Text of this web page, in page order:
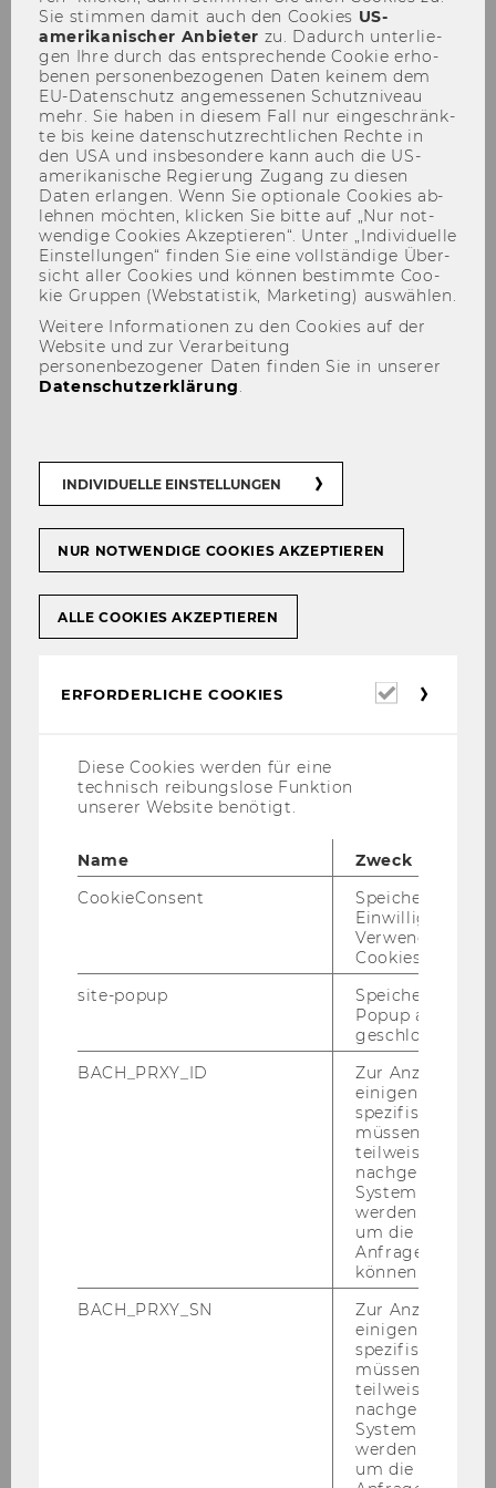
Stellenausschreibung (Senior
Lecturer) am Zentrum für
Fachsprachen und
Interkulturelle Kommunikation
der Johannes Kepler
Universität Linz
255
Ausschreibungen von Stellen
für wissenschaftliches Personal
256
Ausschreibung von Stellen für
allgemeines Personal
252)
Universitätsgesetz 2002
werden gemäß § 5 der Richtlinie des Rektorats
Wirtschaftsuniversität Wien gemäß § 28
Universitätsgesetz 2002, Mitteilungsblatt 21.
Stück, Nr. 102, vom 27.2.2004, idgF (Abschluss
von Werkverträgen, freien Dienstverträgen
sowie Arbeitsverträgen entsprechend den
näheren Bestimmungen der Richtlinie)
Projektleiterin/Projektleiter
Human Computation PA
Univ.Prof.Dr. Kurt Hornik
Human Computation SA
Univ.Prof.Dr. Kurt Hornik
Dr. Heike Mensi-Klarbach
o. Univ.Prof. Dr. Chris­toph Ba­delt, Rek­tor
Mitteilungsblatt vom 4. Juli 2012, 40. Stück
Sie stim­men damit auch den Coo­kies US-​
amerikanischer An­bie­ter zu. Da­durch un­ter­lie­
gen Ihre durch das ent­spre­chen­de Coo­kie er­ho­
be­nen per­so­nen­be­zo­ge­nen Daten kei­nem dem
EU-​Datenschutz an­ge­mes­se­nen Schutz­ni­veau
mehr. Sie haben in die­sem Fall nur ein­ge­schränk­
te bis keine da­ten­schutz­recht­li­chen Rech­te in
den USA und ins­be­son­de­re kann auch die US-​
amerikanische Re­gie­rung Zu­gang zu die­sen
Daten er­lan­gen. Wenn Sie op­tio­na­le Coo­kies ab­
leh­nen möch­ten, kli­cken Sie bitte auf „Nur not­
wen­di­ge Coo­kies Ak­zep­tie­ren“. Unter „In­di­vi­du­el­le
Ein­stel­lun­gen“ fin­den Sie eine voll­stän­di­ge Über­
sicht aller Coo­kies und kön­nen be­stimm­te Coo­
kie Grup­pen (Web­sta­tis­tik, Mar­ke­ting) aus­wäh­len.
Weitere Informationen zu den Cookies auf der
Website und zur Verarbeitung
personenbezogener Daten finden Sie in unserer
Datenschutzerklärung.
INDIVIDUELLE EINSTELLUNGEN
NUR NOTWENDIGE COOKIES AKZEPTIEREN
ALLE COOKIES AKZEPTIEREN
ERFORDERLICHE COOKIES
Diese Cookies werden für eine
technisch reibungslose Funktion
unserer Website benötigt.
Name
Zweck
CookieConsent
Speichert Ihre
Einwilligung zur
Verwendung von
Cookies.
site-popup
Speichert ob ein
Popup
geschlossen
BACH_PRXY_ID
Zur Anzeige von
einigen WU-
spezifischen
müssen
teilweise von
nachgelagerten
System
werden.
um die Antwort
Anfrage
können.
BACH_PRXY_SN
Zur Anzeige von
einigen WU-
spezifischen
müssen
teilweise von
nachgelagerten
System
werden.
um die Antwort